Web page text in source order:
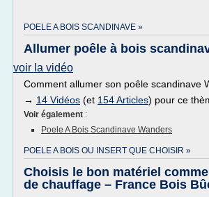
POELE A BOIS SCANDINAVE »
Allumer poêle à bois
voir la vidéo
Comment allumer son poêle scandinave
→ 14 Vidéos (et 154 Articles) pour ce
Voir également :
Poele A Bois Scandinave Wanders
POELE A BOIS OU INSERT QUE CHOISIR »
Choisis le bon matériel
de chauffage – France Bois